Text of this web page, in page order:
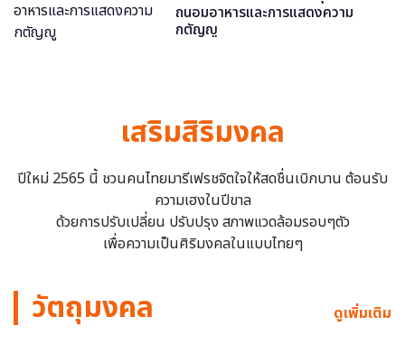
ถนอมอาหารและการแสดงความ
กตัญญู
เสริมสิริมงคล
ปีใหม่ 2565 นี้ ชวนคนไทยมารีเฟรชจิตใจให้สดชื่นเบิกบาน ต้อนรับ
ความเฮงในปีขาล
ด้วยการปรับเปลี่ยน ปรับปรุง สภาพแวดล้อมรอบๆตัว
เพื่อความเป็นศิริมงคลในแบบไทยๆ
วัตถุมงคล ดูเพิ่มเติม